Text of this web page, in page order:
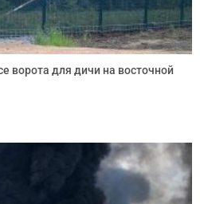
ворота для дичи на восточной